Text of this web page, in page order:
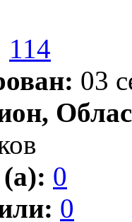
114
03
0
0